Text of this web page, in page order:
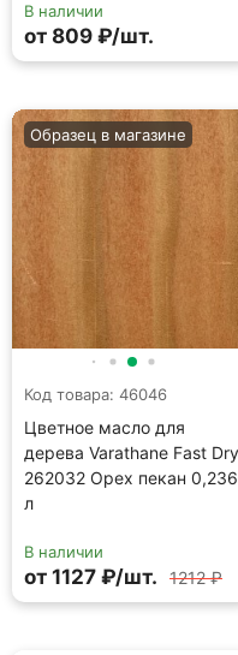
В наличии
от 809 ₽/шт.
Код товара: 46046
Цветное масло для
дерева Varathane Fast Dry
262032 Орех пекан 0,236
л
Образец в магазине
В наличии
от 1127 ₽/шт. 1212 ₽